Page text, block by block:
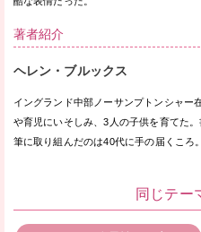
著者紹介
ヘレン・ブルックス
イングランド中部ノーサンプトンシャー
や育児にいそしみ、3人の子供を育てた
筆に取り組んだのは40代に手の届くころ
同じテー